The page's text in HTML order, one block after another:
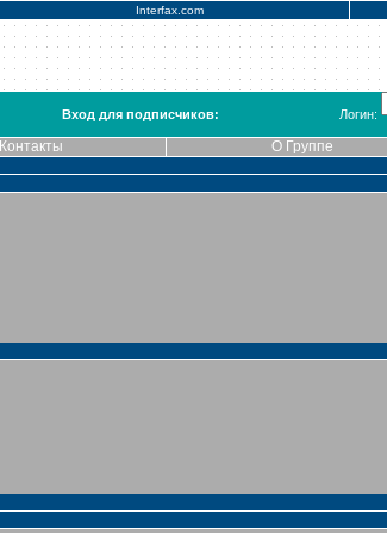
Interfax.com
Вход для подписчиков: Логин:
Контакты О Группе